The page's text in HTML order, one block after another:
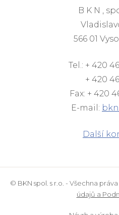
B K N ,
566 01
Tel.: + 420
+ 420
Fax: + 420
E-mail:
Další
© BKN spol. s r.o. - Všechna práva
údajů a